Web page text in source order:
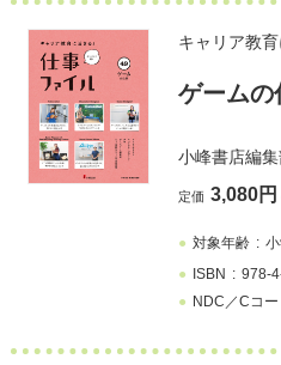
キャリア教
ゲームの
小峰書店編集
定価 3,080円
対象年齢
ISBN
978-
NDC／Cコー